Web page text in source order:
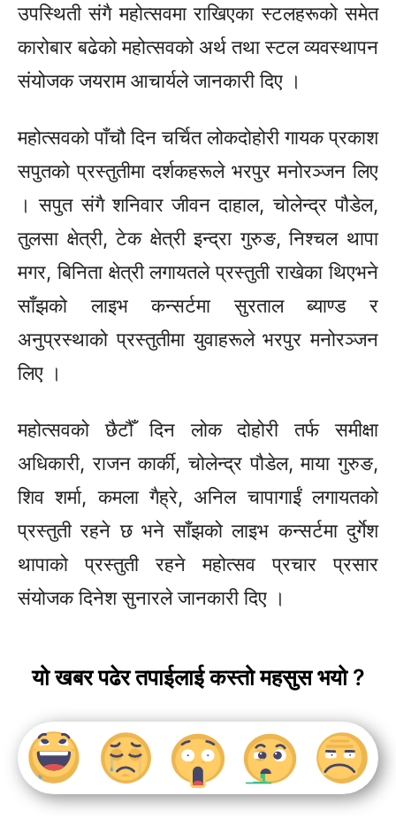
उपस्थिती संगैमहोत्सवमा राखिएकास्टलहरूकोसमेत
कारोबारबढेको महोत्सवकोअर्थ तथा स्टलव्यवस्थापन
संयोजक जयराम आचार्यले जानकारी दिए ।
महोत्सवको पाँचौ दिन चर्चित लोकदोहोरी गायक प्रकाश
सपुतकोप्रस्तुतीमादर्शकहरूलेभरपुरमनोरञ्जन लिए
।सपुत संगैशनिवार जीवन दाहाल, चोलेन्द्र पौडेल,
तुलसा क्षेत्री, टेक क्षेत्रीइन्द्रागुरुङ, निश्चल थापा
मगर, बिनिता क्षेत्री लगायतले प्रस्तुती राखेकाथिएभने
साँझको लाइभ कन्सर्टमा सुरताल ब्याण्ड र
अनुप्रस्थाकोप्रस्तुतीमायुवाहरूलेभरपुरमनोरञ्जन
लिए ।
महोत्सवकोछैटौँदिन लोक दोहोरी तर्फ समीक्षा
अधिकारी, राजन कार्की, चोलेन्द्र पौडेल, माया गुरुङ,
शिव शर्मा, कमलागैह्रे, अनिल चापागाईं लगायतको
प्रस्तुती रहनेछ भनेसाँझको लाइभ कन्सर्टमा दुर्गेश
थापाको प्रस्तुती रहने महोत्सव प्रचार प्रसार
संयोजक दिनेश सुनारले जानकारी दिए ।
यो खबर पढेर तपाईलाई कस्तो महसुस भयो ?